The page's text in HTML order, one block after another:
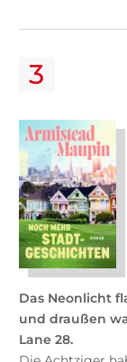
Das Neonlicht
und draußen
Lane 28.